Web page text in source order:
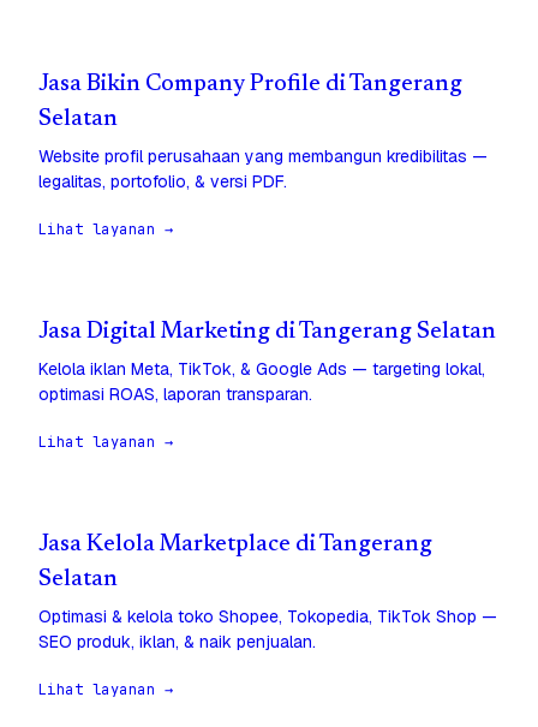
Jasa Bikin Company Profile di Tangerang
Selatan
Website profil perusahaan yang membangun kredibilitas —
legalitas, portofolio, & versi PDF.
Lihat layanan →
Jasa Digital Marketing di Tangerang Selatan
Kelola iklan Meta, TikTok, & Google Ads — targeting lokal,
optimasi ROAS, laporan transparan.
Lihat layanan →
Jasa Kelola Marketplace di Tangerang
Selatan
Optimasi & kelola toko Shopee, Tokopedia, TikTok Shop —
SEO produk, iklan, & naik penjualan.
Lihat layanan →